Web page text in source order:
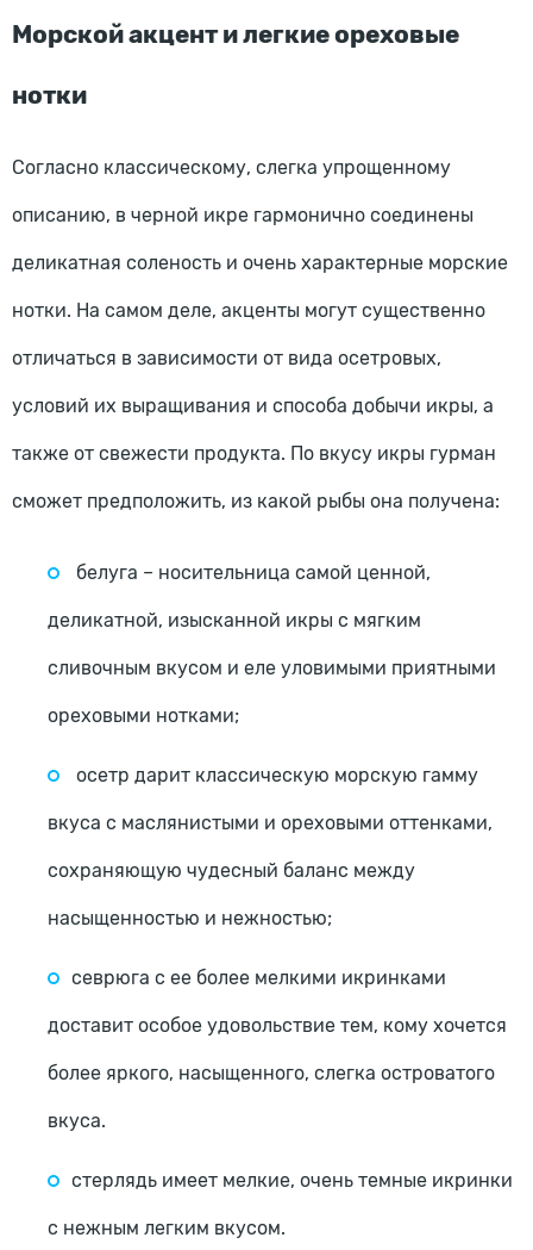
Морской акцент и легкие ореховые
нотки
Согласно классическому, слегка упрощенному
описанию, в черной икре гармонично соединены
деликатная соленость и очень характерные морские
нотки. На самом деле, акценты могут существенно
отличаться в зависимости от вида осетровых,
условий их выращивания и способа добычи икры, а
также от свежести продукта. По вкусу икры гурман
сможет предположить, из какой рыбы она получена:
белуга – носительница самой ценной,
деликатной, изысканной икры с мягким
сливочным вкусом и еле уловимыми приятными
ореховыми нотками;
осетр дарит классическую морскую гамму
вкуса с маслянистыми и ореховыми оттенками,
сохраняющую чудесный баланс между
насыщенностью и нежностью;
севрюга с ее более мелкими икринками
доставит особое удовольствие тем, кому хочется
более яркого, насыщенного, слегка островатого
вкуса.
стерлядь имеет мелкие, очень темные икринки
с нежным легким вкусом.